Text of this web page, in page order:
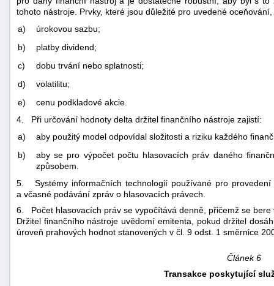
tohoto nástroje. Prvky, které jsou důležité pro uvedené
a)
úrokovou sazbu;
b)
platby dividend;
c)
dobu trvání nebo splatnosti;
d)
volatilitu;
e)
cenu podkladové akcie.
4. Při určování hodnoty delta držitel finančního nástroje zajistí:
a)
aby použitý model odpovídal složitosti a riziku každého
b)
aby se pro výpočet počtu hlasovacích práv daného
způsobem.
5. Systémy informačních technologií používané pro
a včasné podávání zpráv o hlasovacích právech.
6. Počet hlasovacích práv se vypočítává denně, přičemž se
Držitel finančního nástroje uvědomí emitenta, pokud držitel
úroveň prahových hodnot stanovených v čl. 9 odst. 1 směrnice
Článek 6
Transakce poskytující